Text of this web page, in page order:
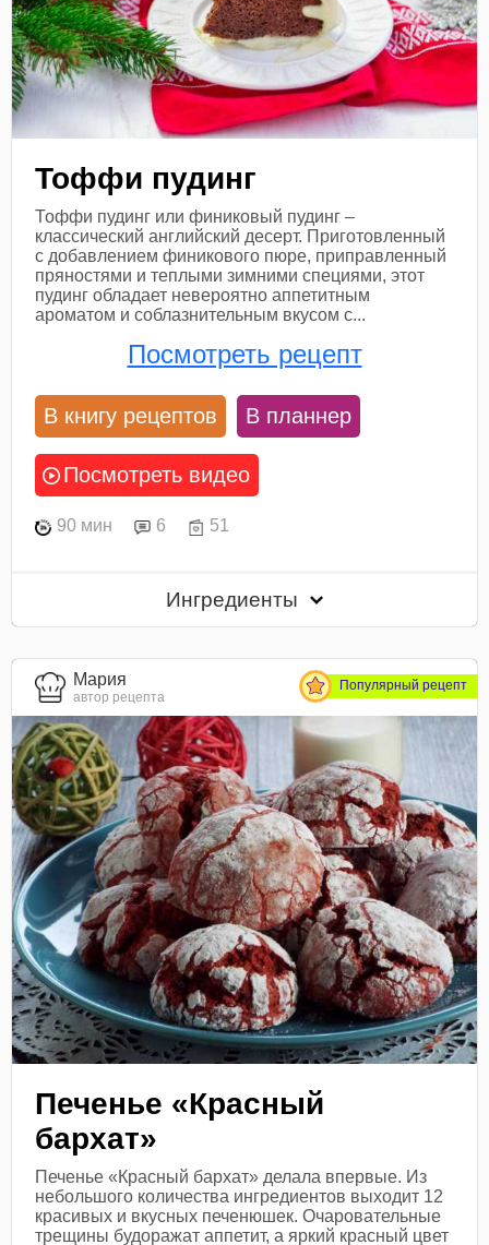
Тоффи пудинг
Тоффи пудинг или финиковый пудинг –
классический английский десерт. Приготовленный
с добавлением финикового пюре, приправленный
пряностями и теплыми зимними специями, этот
пудинг обладает невероятно аппетитным
ароматом и соблазнительным вкусом с...
Посмотреть рецепт
В книгу рецептов В планнер
Посмотреть видео
90 мин 6 51
Ингредиенты
Мария
автор рецепта
Популярный рецепт
Печенье «Красный
бархат»
Печенье «Красный бархат» делала впервые. Из
небольшого количества ингредиентов выходит 12
красивых и вкусных печенюшек. Очаровательные
трещины будоражат аппетит, а яркий красный цвет